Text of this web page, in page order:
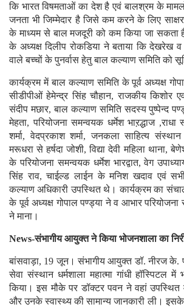
कि भारत विषमताओं का देश है एवं बालश्रम के
जनता भी जिम्मेदार है जिसे कम करने के लिए
के माध्यम से बाल मजदूरी को कम किया जा सकता
के अध्यक्ष दिलीप रोकडिया ने बताया कि देखरेख
वाले बच्चों के पुनर्वास हेतु बाल कल्याण समिति को
कार्यक्रम में बाल कल्याण समिति के पूर्व अध्यक्ष
सीडीपीओं हेमेन्द्र सिंह चौहान, राजकीय किशोर
संदीप मछार, बाल कल्याण समिति सदस्य पुष्पेन्द
मेहता, परियोजना समन्वयक धर्मेश भाऱद्धाज
शर्मा, वेदप्रकाश शर्मा, जनकला साहित्य संस्थान
मरूधरा से हर्षदा जोशी, विद्या देवी महिला थाना,
के परियोजना समन्वयक धर्मेश भारद्वात, वेग
सिंह राव, चाईल्ड लाईन के मनिश खदाव एवं
कल्याण अधिकारी उपस्थित थे। कार्यक्रम का
के पूर्व अध्यक्ष गोपाल पण्ड्या ने व आभार परियोजना
ने माना।
News-संभागीय आयुक्त ने किया भोजनशाला का
बांसवाड़ा, 19 जून। संभागीय आयुक्त डॉ. नीरज के.
सेवा संस्थान धर्मशाला महात्मा गांधी हॉस्पिटल में
किया। इस मौके पर डॉक्टर पवन ने वहां उपस्थित
और उनके स्वास्थ्य की सामान्य जानकारी ली।